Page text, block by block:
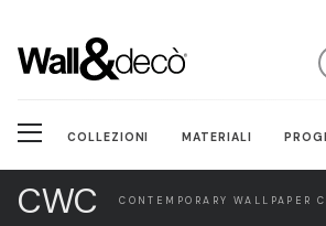
COLLEZIONI MATERIALI
CWC CONTEMPORARY WALLPAPER